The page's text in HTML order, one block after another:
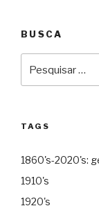
BUSCA
por:
TAGS
1860's-2020's:
1910's
1920's